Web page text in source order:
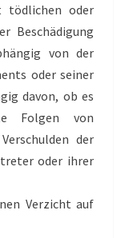
tödlichen oder
Beschädigung
von der
oder seiner
davon, ob es
Folgen von
der
oder ihrer
Verzicht auf